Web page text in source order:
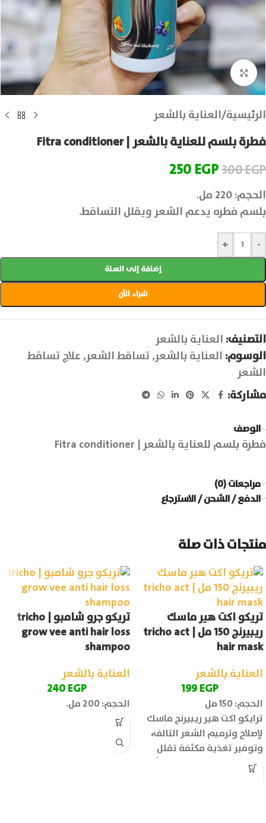
انقر للتكبير
الرئيسية/العناية بالشعر
فطرة بلسم للعناية بالشعر | Fitra conditioner
300EGP
250EGP
الحجم: 220 مل.
بلسم فطره يدعم الشعر ويقلل التساقط.
-
+
إضافة إلى السلة
شراء الآن
التصنيف: العناية بالشعر
الوسوم: العناية بالشعر,تساقط الشعر, علاج تساقط
الشعر
مشاركة:
الوصف
فطرة بلسم للعناية بالشعر | Fitra conditioner
مراجعات (0)
الدفع / الشحن / الاسترجاع
منتجات ذات صلة
تريكو اكت هير ماسك
ريبيرنج 150 مل | tricho act
hair mask
العناية بالشعر
199EGP
الحجم: 150 مل
ترايكو اكت هير ريبيرنج ماسك
لإصلاح وترميم الشعر التالف،
وتوفير تغذية مكثفة تقلل
تشابك الشعر وتحميه من أضرار
تريكو جرو شامبو | tricho
grow vee anti hair loss
shampoo
العناية بالشعر
240EGP
الحجم: 200 مل.